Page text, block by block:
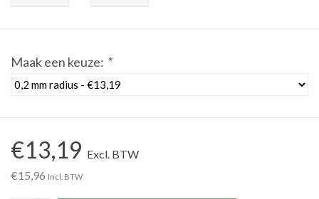
TIPS & KENNIS
Maak een keuze: *
€13,19 Excl. BTW
€15,96 Incl. BTW